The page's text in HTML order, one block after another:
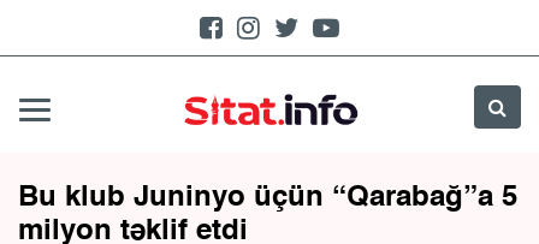
Bu klub Juninyo üçün “Qarabağ”a 5
milyon təklif etdi